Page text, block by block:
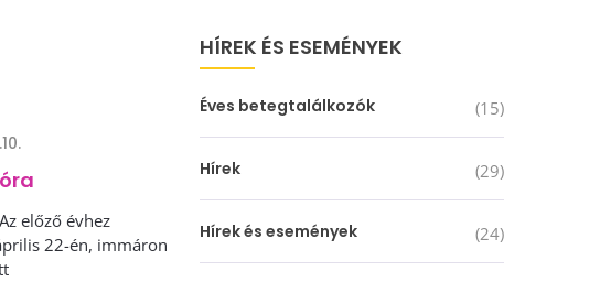
előző évhez
22-én, immáron
HÍREK ÉS ESEMÉNYEK
Éves betegtalálkozók (15)
Hírek (29)
Hírek és események (24)